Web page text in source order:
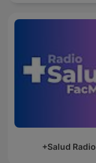
+Salud Radio